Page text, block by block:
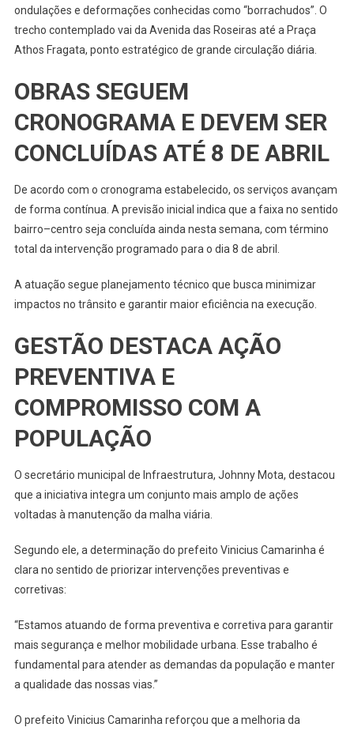
ondulações e deformações conhecidas como “borrachudos”. O
trecho contemplado vai da Avenida das Roseiras até a Praça
Athos Fragata, ponto estratégico de grande circulação diária.
OBRAS SEGUEM
CRONOGRAMA E DEVEM SER
CONCLUÍDAS ATÉ 8 DE ABRIL
De acordo com o cronograma estabelecido, os serviços avançam
de forma contínua. A previsão inicial indica que a faixa no sentido
bairro–centro seja concluída ainda nesta semana, com término
total da intervenção programado para o dia 8 de abril.
A atuação segue planejamento técnico que busca minimizar
impactos no trânsito e garantir maior eficiência na execução.
GESTÃO DESTACA AÇÃO
PREVENTIVA E
COMPROMISSO COM A
POPULAÇÃO
O secretário municipal de Infraestrutura, Johnny Mota, destacou
que a iniciativa integra um conjunto mais amplo de ações
voltadas à manutenção da malha viária.
Segundo ele, a determinação do prefeito Vinicius Camarinha é
clara no sentido de priorizar intervenções preventivas e
corretivas:
“Estamos atuando de forma preventiva e corretiva para garantir
mais segurança e melhor mobilidade urbana. Esse trabalho é
fundamental para atender as demandas da população e manter
a qualidade das nossas vias.”
O prefeito Vinicius Camarinha reforçou que a melhoria da